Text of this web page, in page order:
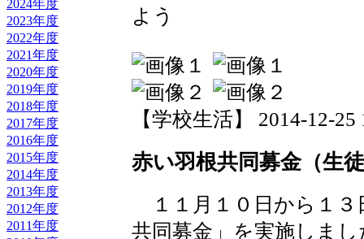
2024年度
2023年度
2022年度
2021年度
2020年度
2019年度
2018年度
2017年度
2016年度
2015年度
2014年度
2013年度
2012年度
2011年度
よう
【学校生活】 2014-12-25
赤い羽根共同募金（生
１１月１０日から１３
共同募金」を実施しま